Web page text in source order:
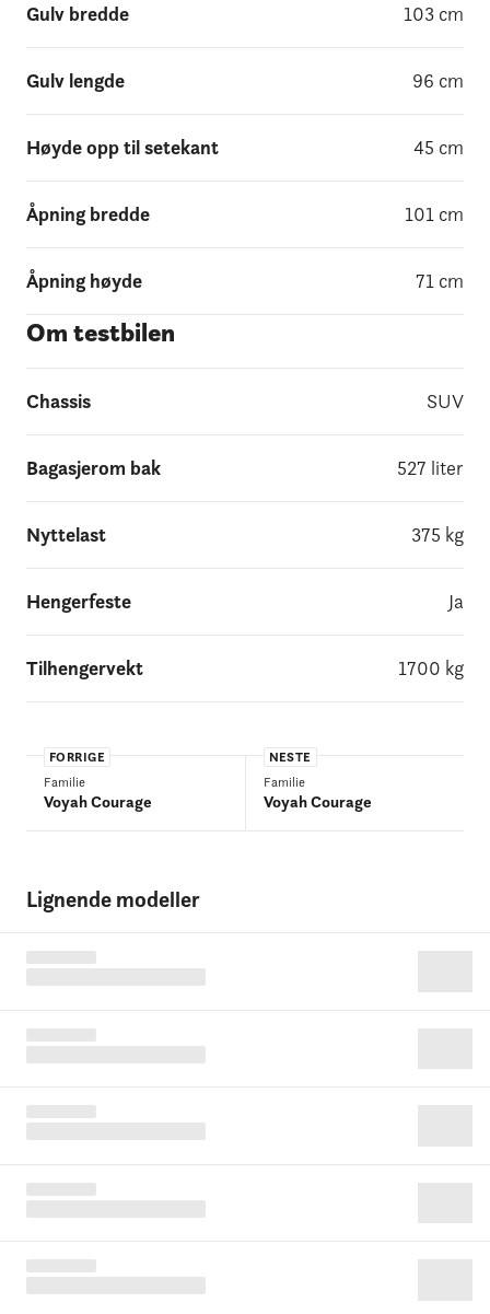
Gulv bredde 103 cm
Gulv lengde 96 cm
Høyde opp til setekant 45 cm
Åpning bredde 101 cm
Åpning høyde 71 cm
Om testbilen
Chassis SUV
Bagasjerom bak 527 liter
Nyttelast 375 kg
Hengerfeste Ja
Tilhengervekt 1700 kg
FORRIGE
Familie
Voyah Courage
NESTE
Familie
Voyah Courage
Lignende modeller